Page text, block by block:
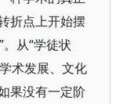
折点上开始摆
从“学徒状
术发展、文化
果没有一定阶